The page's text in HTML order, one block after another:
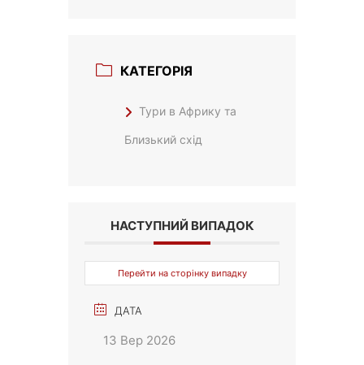
КАТЕГОРІЯ
Тури в Африку та
Близький схід
НАСТУПНИЙ ВИПАДОК
Перейти на сторінку випадку
ДАТА
13 Вер 2026